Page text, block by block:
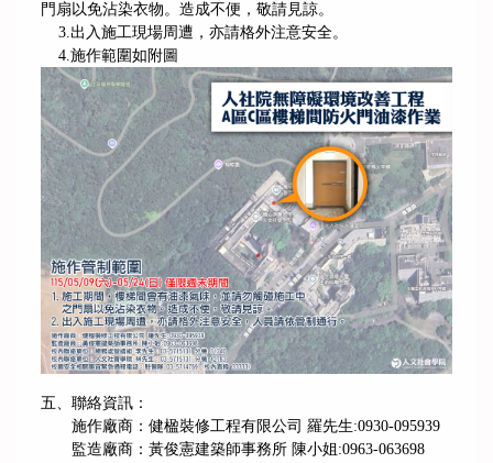
門扇以免沾染衣物。造成不便，敬請見諒。
3.出入施工現場周遭，亦請格外注意安全。
4.施作範圍如附圖
五、聯絡資訊：
施作廠商：健楹裝修工程有限公司 羅先生:0930-095939
監造廠商：黃俊憲建築師事務所 陳小姐:0963-063698